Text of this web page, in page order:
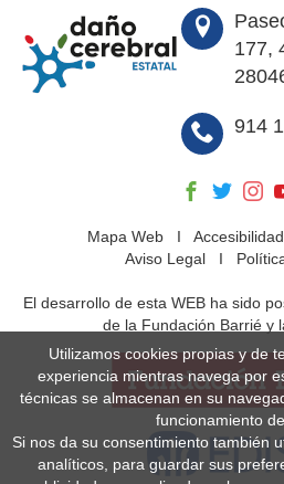
177,
914
Mapa WebI
Aviso Legal I
El desarrollo de esta WEB ha sido
de la Fundación Barrié y
Utilizamos cookies propias y de
experiencia mientras navega por
técnicas se almacenan en su
funcionamiento
Si nos da su consentimiento también
analíticos, para guardar sus